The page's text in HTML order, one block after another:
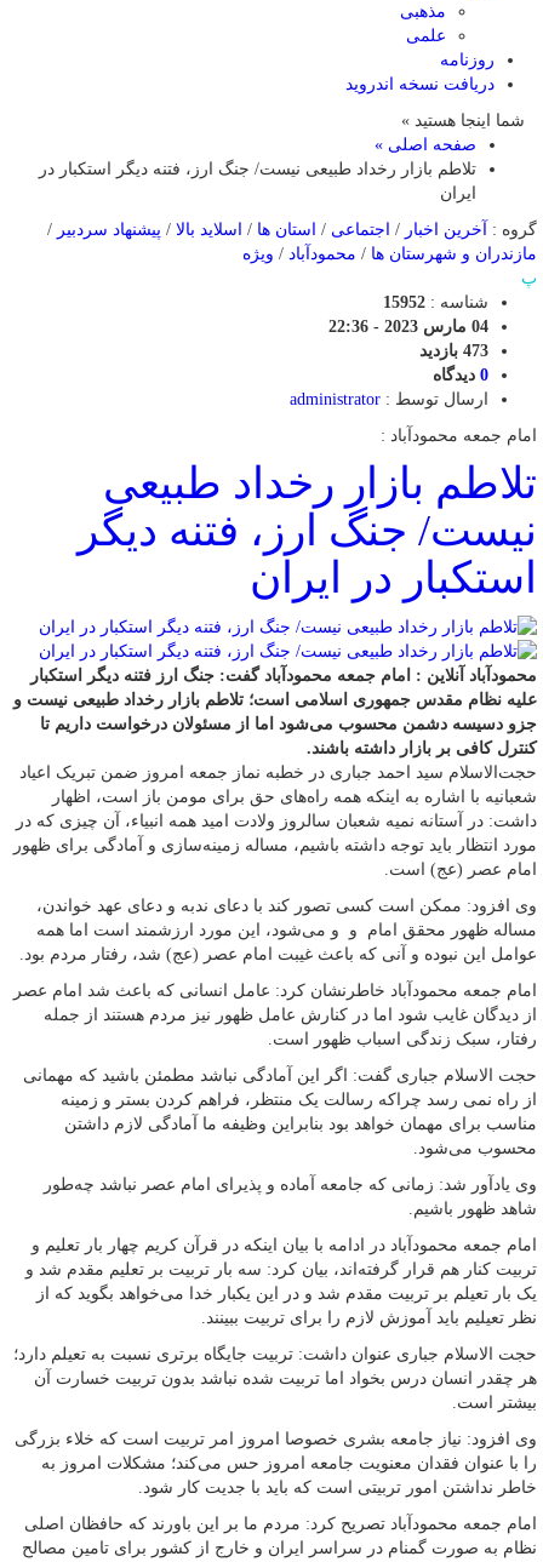
مذهبی
علمی
روزنامه
دریافت نسخه اندروید
شما اینجا هستید »
صفحه اصلی »
تلاطم بازار رخداد طبیعی نیست/ جنگ ارز، فتنه دیگر استکبار در
ایران
گروه :
آخرین اخبار / اجتماعی / استان ها / اسلاید بالا / پیشنهاد سردبیر /
مازندران و شهرستان ها / محمودآباد / ویژه
پ
شناسه : 15952
04 مارس 2023 - 22:36
473 بازدید
0 دیدگاه
ارسال توسط : administrator
امام جمعه محمودآباد :
تلاطم بازار رخداد طبیعی
نیست/ جنگ ارز، فتنه دیگر
استکبار در ایران
محمودآباد آنلاین : امام جمعه محمودآباد گفت: جنگ ارز فتنه دیگر استکبار
علیه نظام مقدس جمهوری اسلامی است؛ تلاطم بازار رخداد طبیعی نیست و
جزو دسیسه دشمن محسوب می‌شود اما از مسئولان درخواست داریم تا
کنترل کافی بر بازار داشته باشند.
حجت‌الاسلام سید احمد جباری در خطبه نماز جمعه امروز ضمن تبریک اعیاد
شعبانیه با اشاره به اینکه همه راه‌های حق برای مومن باز است، اظهار
داشت: در آستانه نمیه شعبان سالروز ولادت امید همه انبیاء، آن چیزی که در
مورد انتظار باید توجه داشته باشیم، مساله زمینه‌سازی و آمادگی برای ظهور
امام عصر (عج) است.
وی افزود: ممکن است کسی تصور کند با دعای ندبه و دعای عهد خواندن،
مساله ظهور محقق امام و و می‌شود، این مورد ارزشمند است اما همه
عوامل این نبوده و آنی که باعث غیبت امام عصر (عج) شد، رفتار مردم بود.
امام جمعه محمودآباد خاطرنشان کرد: عامل انسانی که باعث شد امام عصر
از دیدگان غایب شود اما در کنارش عامل ظهور نیز مردم هستند از جمله
رفتار، سبک زندگی اسباب ظهور است.
حجت الاسلام جباری گفت: اگر این آمادگی نباشد مطمئن باشید که مهمانی
از راه نمی رسد چراکه رسالت یک منتظر، فراهم کردن بستر و زمینه
مناسب برای مهمان خواهد بود بنابراین وظیفه ما آمادگی لازم داشتن
محسوب می‌شود.
وی یادآور شد: زمانی که جامعه آماده و پذیرای امام عصر نباشد چه‌طور
شاهد ظهور باشیم.
امام جمعه محمودآباد در ادامه با بیان اینکه در قرآن کریم چهار بار تعلیم و
تربیت کنار هم قرار گرفته‌اند، بیان کرد: سه بار تربیت بر تعلیم مقدم شد و
یک بار تعیلم بر تربیت مقدم شد و در این یکبار خدا می‌خواهد بگوید که از
نظر تعیلیم باید آموزش لازم را برای تربیت ببینند.
حجت الاسلام جباری عنوان داشت: تربیت جایگاه برتری نسبت به تعیلم دارد؛
هر چقدر انسان درس بخواد اما تربیت شده نباشد بدون تربیت خسارت آن
بیشتر است.
وی افزود: نیاز جامعه بشری خصوصا امروز امر تربیت است که خلاء بزرگی
را با عنوان فقدان معنویت جامعه امروز حس می‌کند؛ مشکلات امروز به
خاطر نداشتن امور تربیتی است که باید با جدیت کار شود.
امام جمعه محمودآباد تصریح کرد: مردم ما بر این باورند که حافظان اصلی
نظام به صورت گمنام در سراسر ایران و خارج از کشور برای تامین مصالح